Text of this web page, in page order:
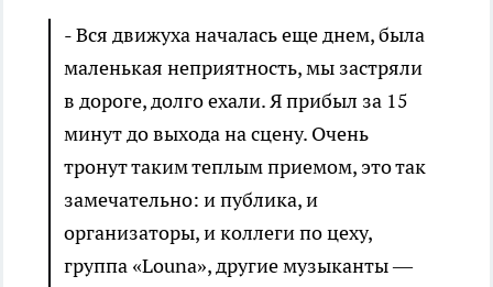
- Вся движуха началась еще днем, была
маленькая неприятность, мы застряли
в дороге, долго ехали. Я прибыл за 15
минут до выхода на сцену. Очень
тронут таким теплым приемом, это так
замечательно: и публика, и
организаторы, и коллеги по цеху,
группа «Louna», другие музыканты —